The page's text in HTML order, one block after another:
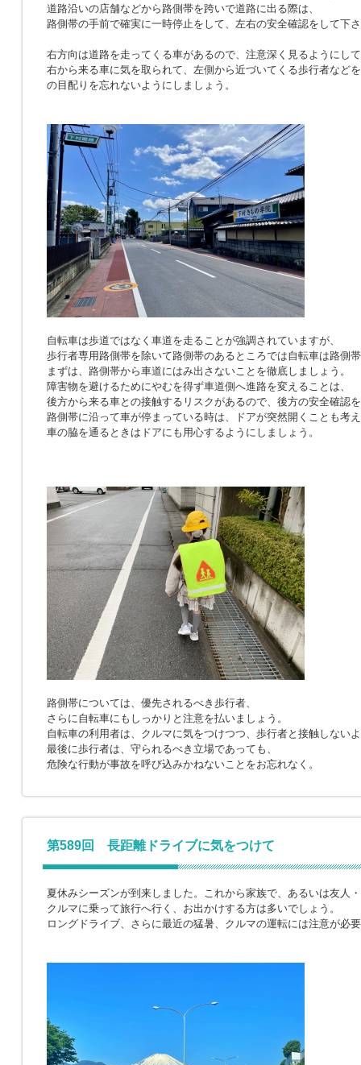
道路沿いの店舗などから路側帯を跨いで道路に出る際は、
路側帯の手前で確実に一時停止をして、左右の安全確認をして下
右方向は道路を走ってくる車があるので、注意深く見るようにし
右から来る車に気を取られて、左側から近づいてくる歩行者など
の目配りを忘れないようにしましょう。
自転車は歩道ではなく車道を走ることが強調されていますが、
歩行者専用路側帯を除いて路側帯のあるところでは自転車は路側
まずは、路側帯から車道にはみ出さないことを徹底しましょう。
障害物を避けるためにやむを得ず車道側へ進路を変えることは、
後方から来る車との接触するリスクがあるので、後方の安全確認
路側帯に沿って車が停まっている時は、ドアが突然開くことも考
車の脇を通るときはドアにも用心するようにしましょう。
路側帯については、優先されるべき歩行者、
さらに自転車にもしっかりと注意を払いましょう。
自転車の利用者は、クルマに気をつけつつ、歩行者と接触しない
最後に歩行者は、守られるべき立場であっても、
危険な行動が事故を呼び込みかねないことをお忘れなく。
第589回 長距離ドライブに気をつけて
夏休みシーズンが到来しました。これから家族で、あるいは友人
クルマに乗って旅行へ行く、お出かけする方は多いでしょう。
ロングドライブ、さらに最近の猛暑、クルマの運転には注意が必